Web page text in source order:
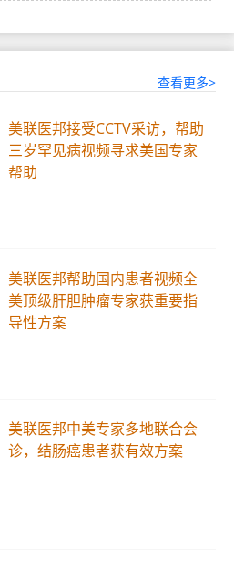
查看更多>
美联医邦接受CCTV采访，帮助
三岁罕见病视频寻求美国专家
帮助
美联医邦帮助国内患者视频全
美顶级肝胆肿瘤专家获重要指
导性方案
美联医邦中美专家多地联合会
诊，结肠癌患者获有效方案